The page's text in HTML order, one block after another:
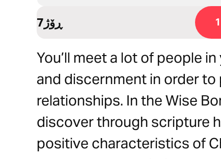
7ڕۆژ
You’ll meet a lot of people
and discernment in order
relationships. In the Wise
discover through scripture
positive characteristics of